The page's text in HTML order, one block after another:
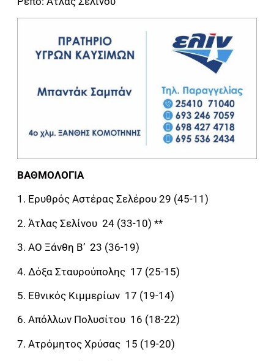
ΒΑΘΜΟΛΟΓΙΑ
1. Ερυθρός Αστέρας Σελέρου 29 (45-11)
2. Άτλας Σελίνου 24 (33-10) **
3. ΑΟ Ξάνθη Β’ 23 (36-19)
4. Δόξα Σταυρούπολης 17 (25-15)
5. Εθνικός Κιμμερίων 17 (19-14)
6. Απόλλων Πολυσίτου 16 (18-22)
7. Ατρόμητος Χρύσας 15 (19-20)